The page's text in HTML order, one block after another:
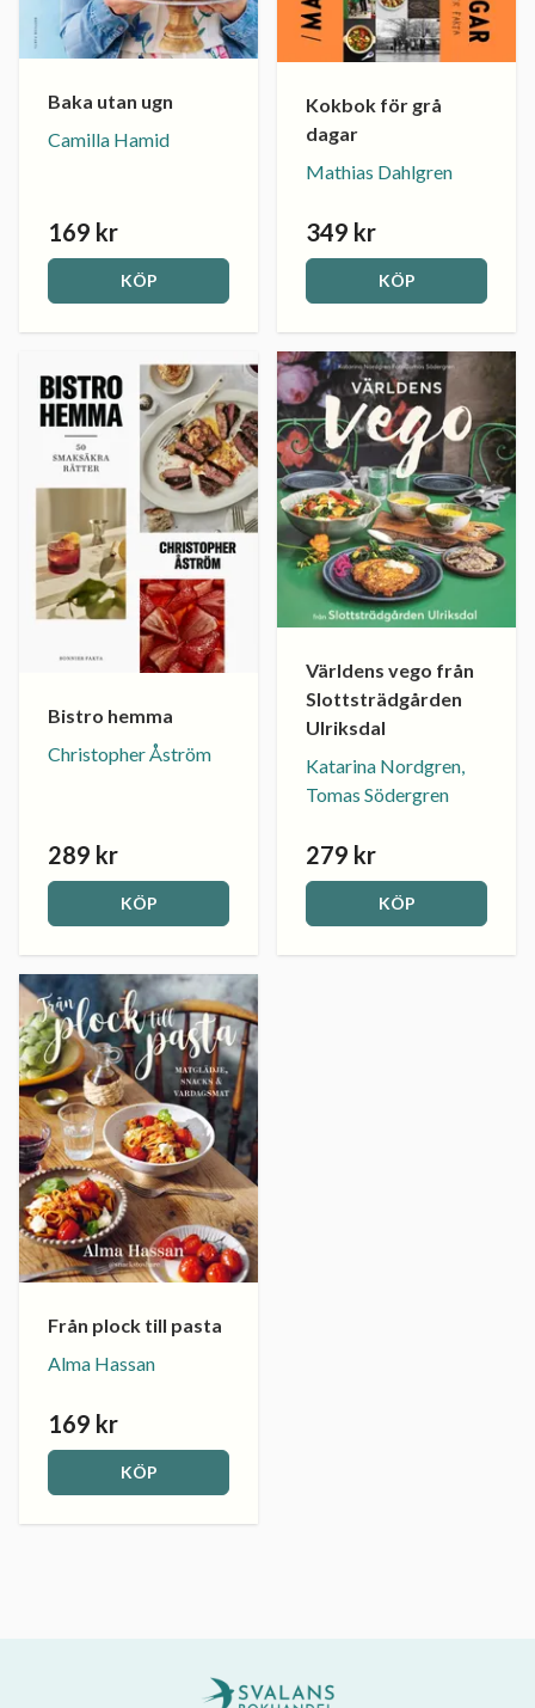
Baka utan ugn
Camilla Hamid
169 kr
KÖP
Kokbok för grå
dagar
Mathias Dahlgren
349 kr
KÖP
Bistro hemma
Christopher Åström
289 kr
KÖP
Världens vego från
Slottsträdgården
Ulriksdal
Katarina Nordgren,
Tomas Södergren
279 kr
KÖP
Från plock till pasta
Alma Hassan
169 kr
KÖP